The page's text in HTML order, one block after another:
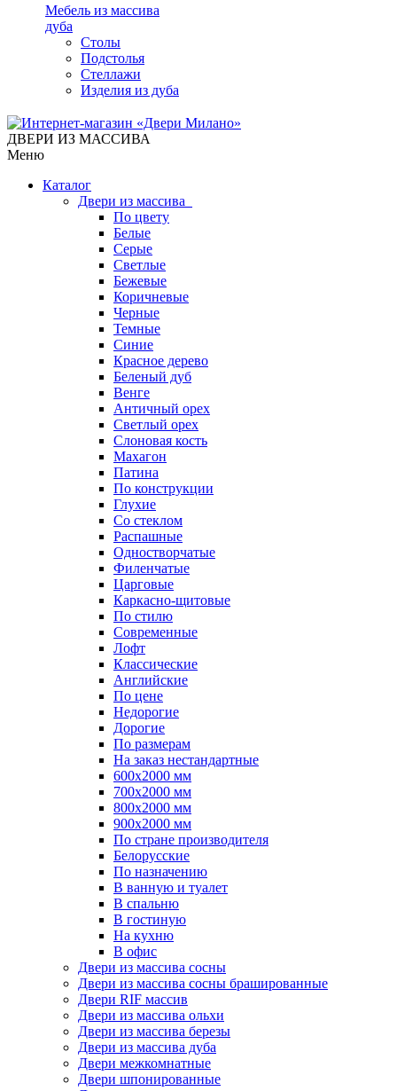
Мебель из массива
дуба
Столы
Подстолья
Стеллажи
Изделия из дуба
ДВЕРИ ИЗ МАССИВА
Меню
Каталог
Двери из массива
По цвету
Белые
Серые
Светлые
Бежевые
Коричневые
Черные
Темные
Синие
Красное дерево
Беленый дуб
Венге
Античный орех
Светлый орех
Слоновая кость
Махагон
Патина
По конструкции
Глухие
Со стеклом
Распашные
Одностворчатые
Филенчатые
Царговые
Каркасно-щитовые
По стилю
Современные
Лофт
Классические
Английские
По цене
Недорогие
Дорогие
По размерам
На заказ нестандартные
600х2000 мм
700х2000 мм
800х2000 мм
900х2000 мм
По стране производителя
Белорусские
По назначению
В ванную и туалет
В спальню
В гостиную
На кухню
В офис
Двери из массива сосны
Двери из массива сосны брашированные
Двери RIF массив
Двери из массива ольхи
Двери из массива березы
Двери из массива дуба
Двери межкомнатные
Двери шпонированные